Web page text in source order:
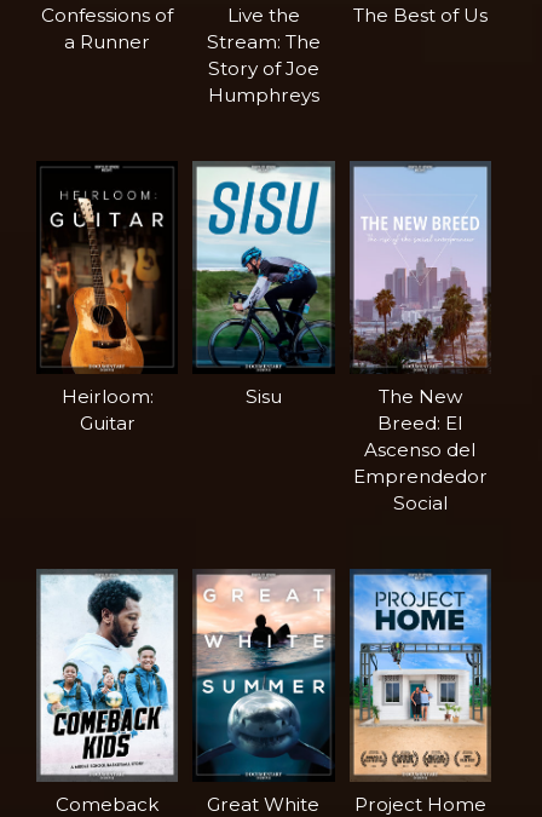
Confessions of
a Runner
Live the
Stream: The
Story of Joe
Humphreys
The Best of Us
Heirloom:
Guitar
Sisu
The New
Breed: El
Ascenso del
Emprendedor
Social
Comeback
Great White
Project Home